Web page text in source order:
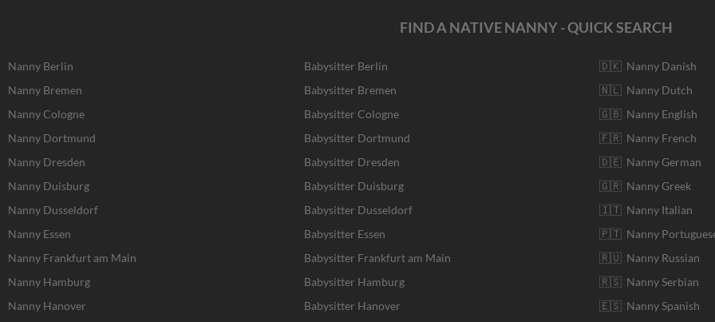
FIND A NATIVE NANNY - QUICK SEARCH
Nanny Berlin
Nanny Bremen
Nanny Cologne
Nanny Dortmund
Nanny Dresden
Nanny Duisburg
Nanny Dusseldorf
Nanny Essen
Nanny Frankfurt am Main
Nanny Hamburg
Nanny Hanover
Babysitter Berlin
Babysitter Bremen
Babysitter Cologne
Babysitter Dortmund
Babysitter Dresden
Babysitter Duisburg
Babysitter Dusseldorf
Babysitter Essen
Babysitter Frankfurt am Main
Babysitter Hamburg
Babysitter Hanover
🇩🇰 Nanny Danish
🇳🇱 Nanny Dutch
🇬🇧 Nanny English
🇫🇷 Nanny French
🇩🇪 Nanny German
🇬🇷 Nanny Greek
🇮🇹 Nanny Italian
🇵🇹 Nanny
🇷🇺 Nanny Russian
🇷🇸 Nanny Serbian
🇪🇸 Nanny Spanish